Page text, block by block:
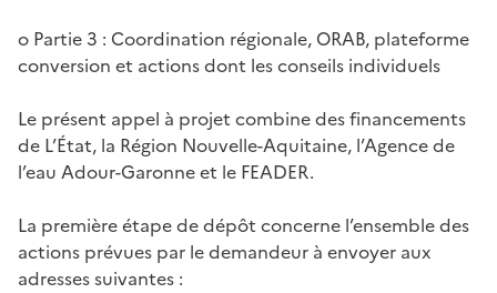
o Partie 3 : Coordination régionale, ORAB, plateforme
conversion et actions dont les conseils individuels
Le présent appel à projet combine des financements
de L’État, la Région Nouvelle-Aquitaine, l’Agence de
l’eau Adour-Garonne et le FEADER.
La première étape de dépôt concerne l’ensemble des
actions prévues par le demandeur à envoyer aux
adresses suivantes :